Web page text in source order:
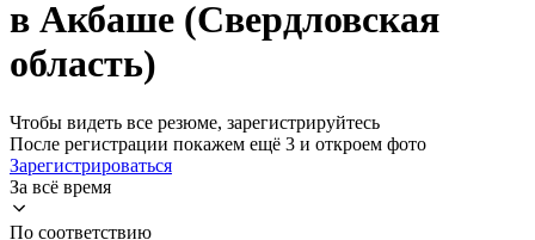
в Акбаше (Свердловская
область)
Чтобы видеть все резюме, зарегистрируйтесь
После регистрации покажем ещё 3 и откроем фото
Зарегистрироваться
За всё время
По соответствию